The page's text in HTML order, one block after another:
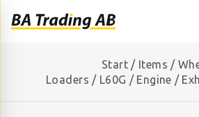
Start / Items /
Loaders / L60G / Engine /